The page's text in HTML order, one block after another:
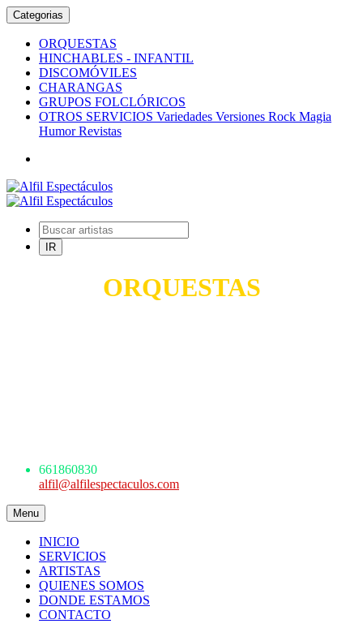
Categorias
ORQUESTAS
HINCHABLES - INFANTIL
DISCOMÓVILES
CHARANGAS
GRUPOS FOLCLÓRICOS
OTROS SERVICIOS Variedades Versiones Rock Magia
Humor Revistas
ORQUESTAS
661860830
alfil@alfilespectaculos.com
Menu
INICIO
SERVICIOS
ARTISTAS
QUIENES SOMOS
DONDE ESTAMOS
CONTACTO